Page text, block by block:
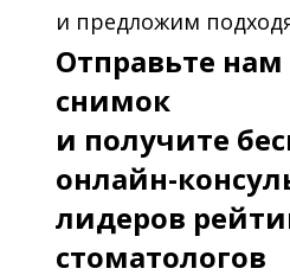
и предложим
Отправьте нам
снимок
и получите
онлайн-
лидеров
стоматологов